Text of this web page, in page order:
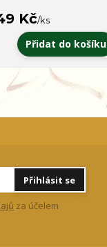
Kč/ks
Přidat do košíku
Přihlásit se
za účelem